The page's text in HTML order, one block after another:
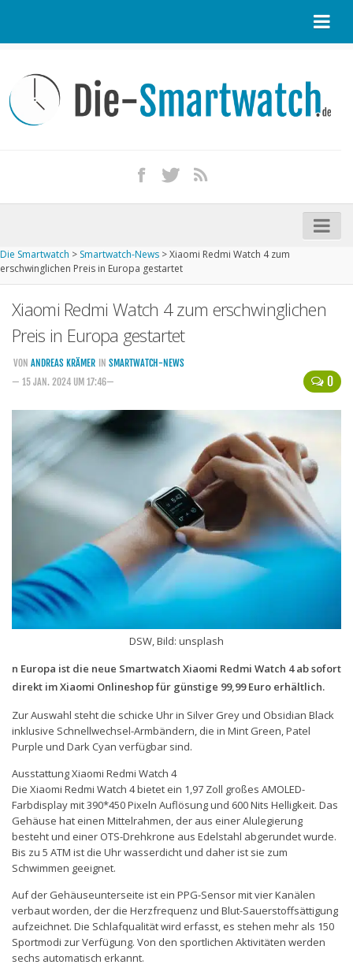
Kontakt / Tipp geben
Impressum
iPhone kaufen
Startseite
Kommende Smartwatches
Marken und Modelle
Handytarife
BASE
Smartphonetarife
Smartphonetarife
Prepaid-Tarife
Datentarife
Flatrate-Prepaidtarife
Mobilfunk-Tarifrechner
Die Smartwatch > Smartwatch-News >Xiaomi Redmi Watch 4 zum
erschwinglichen Preis in Europa gestartet
Xiaomi Redmi Watch 4 zum erschwinglichen
Preis in Europa gestartet
0
VON ANDREAS KRÄMER IN SMARTWATCH-NEWS
— 15 JAN. 2024 UM 17:46—
DSW, Bild: unsplash
n Europa ist die neue Smartwatch Xiaomi Redmi Watch 4 ab sofort
direkt im Xiaomi Onlineshop für günstige 99,99 Euro erhältlich.
Zur Auswahl steht die schicke Uhr in Silver Grey und Obsidian Black
inklusive Schnellwechsel-Armbändern, die in Mint Green, Patel
Purple und Dark Cyan verfügbar sind.
Ausstattung Xiaomi Redmi Watch 4
Die Xiaomi Redmi Watch 4 bietet ein 1,97 Zoll großes AMOLED-
Farbdisplay mit 390*450 Pixeln Auflösung und 600 Nits Helligkeit. Das
Gehäuse hat einen Mittelrahmen, der aus einer Alulegierung
besteht und einer OTS-Drehkrone aus Edelstahl abgerundet wurde.
Bis zu 5 ATM ist die Uhr wasserdicht und daher ist sie zum
Schwimmen geeignet.
Auf der Gehäuseunterseite ist ein PPG-Sensor mit vier Kanälen
verbaut worden, der die Herzfrequenz und Blut-Sauerstoffsättigung
aufzeichnet. Die Schlafqualität wird erfasst, es stehen mehr als 150
Sportmodi zur Verfügung. Von den sportlichen Aktivitäten werden
sechs automatisch erkannt.